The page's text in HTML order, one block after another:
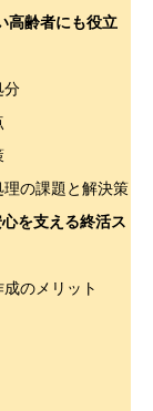
高齢者にも役立
分
の課題と解決策
を支える終活ス
のメリット